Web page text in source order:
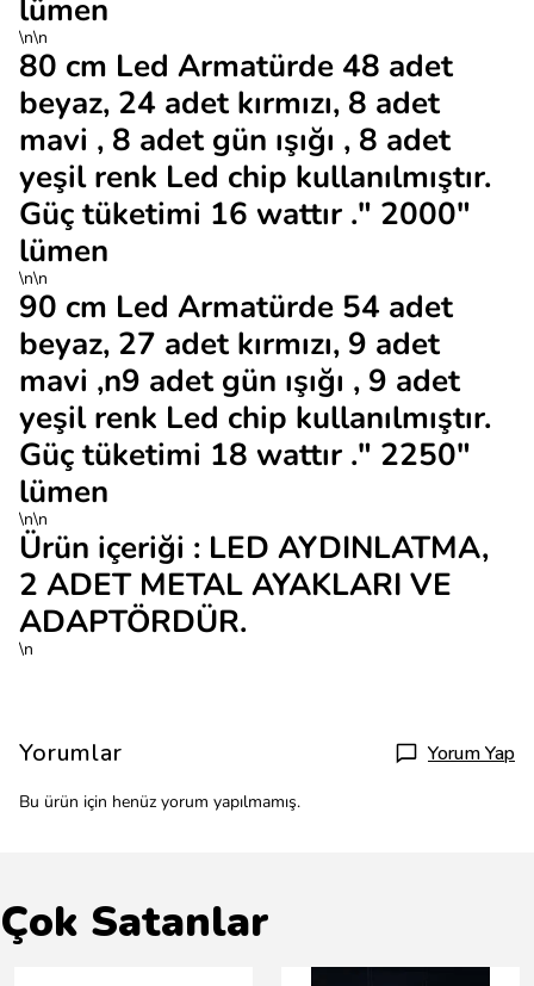
lümen
\n\n
80 cm Led Armatürde 48 adet
beyaz, 24 adet kırmızı, 8 adet
mavi , 8 adet gün ışığı , 8 adet
yeşil renk Led chip kullanılmıştır.
Güç tüketimi 16 wattır ." 2000"
lümen
\n\n
90 cm Led Armatürde 54 adet
beyaz, 27 adet kırmızı, 9 adet
mavi ,n9 adet gün ışığı , 9 adet
yeşil renk Led chip kullanılmıştır.
Güç tüketimi 18 wattır ." 2250"
lümen
\n\n
Ürün içeriği : LED AYDINLATMA,
2 ADET METAL AYAKLARI VE
ADAPTÖRDÜR.
\n
Yorumlar Yorum Yap
Bu ürün için henüz yorum yapılmamış.
Çok Satanlar